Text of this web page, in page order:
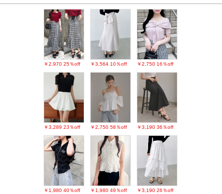
￥2,970 25％off ￥3,564 10％off ￥2,750 16％off
￥3,289 23％off ￥2,750 58％off ￥3,190 36％off
￥1,980 40％off ￥1,980 49％off ￥3,190 26％off